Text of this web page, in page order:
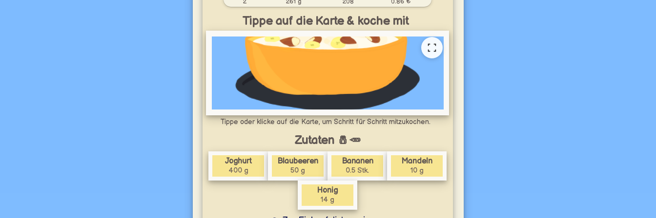
Tippe auf die Karte & koche mit
Tippe oder klicke auf die Karte, um Schritt für Schritt mitzukochen.
Zutaten 🧂🥕
Joghurt
400 g
Blaubeeren
50 g
Bananen
0.5 Stk.
Mandeln
10 g
Honig
14 g